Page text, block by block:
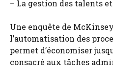
– La gestion des talents
Une enquête de
l’automatisation des
permet d’économiser
consacré aux tâches